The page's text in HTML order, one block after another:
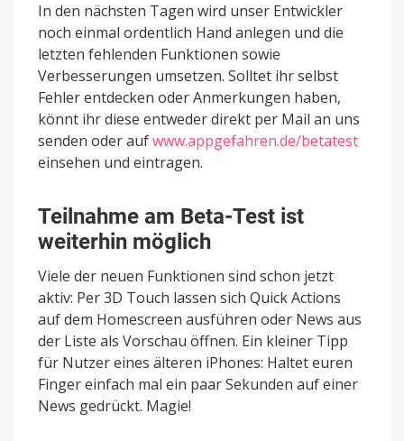
In den nächsten Tagen wird unser Entwickler
noch einmal ordentlich Hand anlegen und die
letzten fehlenden Funktionen sowie
Verbesserungen umsetzen. Solltet ihr selbst
Fehler entdecken oder Anmerkungen haben,
könnt ihr diese entweder direkt per Mail an uns
senden oder aufwww.appgefahren.de/betatest
einsehen und eintragen.
Teilnahme am Beta-Test ist
weiterhin möglich
Viele der neuen Funktionen sind schon jetzt
aktiv: Per 3D Touch lassen sich Quick Actions
auf dem Homescreen ausführen oder News aus
der Liste als Vorschau öffnen. Ein kleiner Tipp
für Nutzer eines älteren iPhones: Haltet euren
Finger einfach mal ein paar Sekunden auf einer
News gedrückt. Magie!